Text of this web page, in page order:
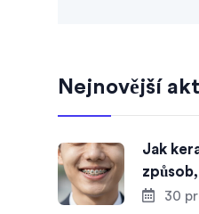
Nejnovější
Jak
30